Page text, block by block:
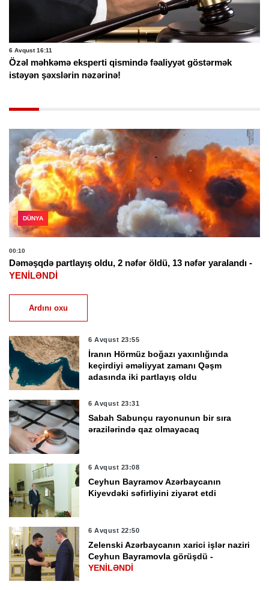
6 Avqust 16:11
Özəl məhkəmə eksperti qismində fəaliyyət göstərmək
istəyən şəxslərin nəzərinə!
DÜNYA
00:10
Dəməşqdə partlayış oldu, 2 nəfər öldü, 13 nəfər yaralandı -
YENİLƏNDİ
Ardını oxu
6 Avqust 23:55
İranın Hörmüz boğazı yaxınlığında
keçirdiyi əməliyyat zamanı Qəşm
adasında iki partlayış oldu
6 Avqust 23:31
Sabah Sabunçu rayonunun bir sıra
ərazilərində qaz olmayacaq
6 Avqust 23:08
Ceyhun Bayramov Azərbaycanın
Kiyevdəki səfirliyini ziyarət etdi
6 Avqust 22:50
Zelenski Azərbaycanın xarici işlər naziri
Ceyhun Bayramovla görüşdü -
YENİLƏNDİ